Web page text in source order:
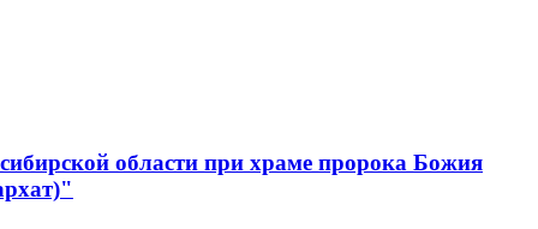
области при храме пророка Божия